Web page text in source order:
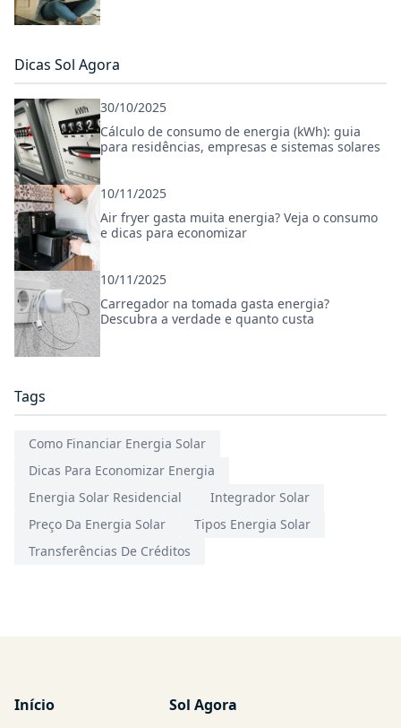
Dicas Sol Agora
30/10/2025
Cálculo de consumo de energia (kWh): guia
para residências, empresas e sistemas solares
10/11/2025
Air fryer gasta muita energia? Veja o consumo
e dicas para economizar
10/11/2025
Carregador na tomada gasta energia?
Descubra a verdade e quanto custa
Tags
Como Financiar Energia Solar
Dicas Para Economizar Energia
Energia Solar Residencial
Integrador Solar
Preço Da Energia Solar
Tipos Energia Solar
Transferências De Créditos
Início Sol Agora